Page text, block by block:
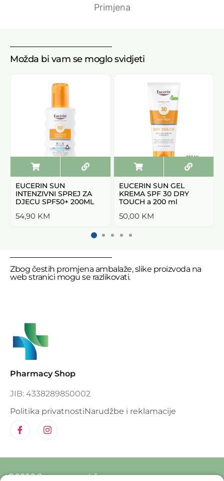
Primjena
Možda bi vam se moglo svidjeti
EUCERIN SUN
INTENZIVNI SPREJ ZA
DJECU SPF50+ 200ML
54,90 KM
EUCERIN SUN GEL
KREMA SPF 30 DRY
TOUCH a 200 ml
50,00 KM
Zbog čestih promjena ambalaže, slike proizvoda na
web stranici mogu se razlikovati.
Pharmacy Shop
JIB: 4338289850002
Politika privatnostiNarudžbe i reklamacije
©2026 Sva prava zadržana.